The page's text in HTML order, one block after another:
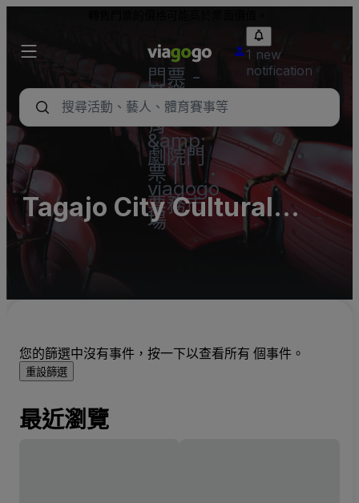
門票 -
音樂
會、體
育
&amp;
劇院門
票 |
viagogo
票務市
場
1 new
notification
Tagajo City Cultural
Center (InActive)
您的篩選中沒有事件，按一下以查看所有 個事件。
重設篩選
最近瀏覽